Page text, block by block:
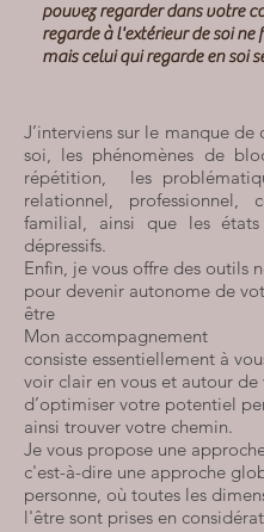
pouvez regarder dans votre
regarde à l'extérieur de soi ne
mais celui qui regarde en soi
J’interviens sur le manque de
soi, les phénomènes de
répétition, les
relationnel, professionnel,
familial, ainsi que les
dépressifs.
Enfin, je vous offre des outils
pour devenir autonome de
être​
Mon accompagnement
consiste essentiellement à
voir clair en vous et autour de
d’optimiser votre potentiel
ainsi trouver votre chemin.
Je vous propose une
c'est-à-dire une approche
personne, où toutes les
l'être sont prises en